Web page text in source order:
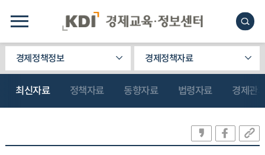
경제정책정보 경제정책자료
최신자료 정책자료 동향자료 법령자료 경제관